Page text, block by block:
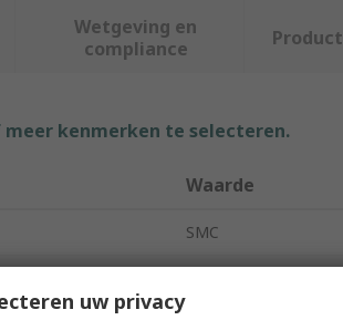
Wetgeving en
compliance
kenmerken te selecteren.
Waarde
SMC
uw privacy